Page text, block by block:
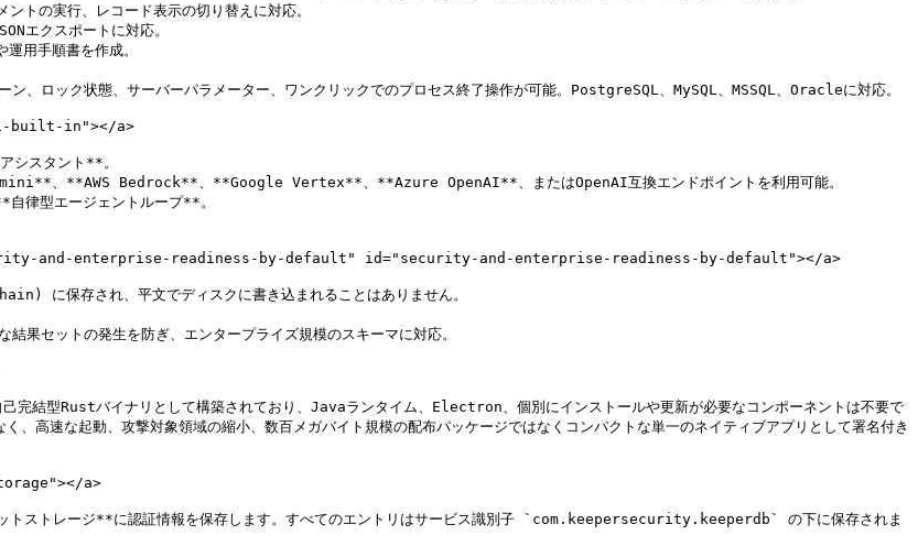
の実行、レコード表示の切り替えに対応。
エクスポートに対応。
用手順書を作成。
ロック状態、サーバーパラメーター、ワンクリックでのプロセス終了操作が可能。PostgreSQL、MySQL、MSSQL、Oracleに対応。
built-in"></a>
シスタント**。
、**AWS Bedrock**、**Google Vertex**、**Azure OpenAI**、またはOpenAI互換エンドポイントを利用可能。
律型エージェントループ**。
and-enterprise-readiness-by-default" id="security-and-enterprise-readiness-by-default"></a>
に保存され、平文でディスクに書き込まれることはありません。
セットの発生を防ぎ、エンタープライズ規模のスキーマに対応。
完結型Rustバイナリとして構築されており、Javaランタイム、Electron、個別にインストールや更新が必要なコンポーネントは不要で
、高速な起動、攻撃対象領域の縮小、数百メガバイト規模の配布パッケージではなくコンパクトな単一のネイティブアプリとして署名付き
a>
ットストレージ**に認証情報を保存します。すべてのエントリはサービス識別子 `com.keepersecurity.keeperdb` の下に保存されま